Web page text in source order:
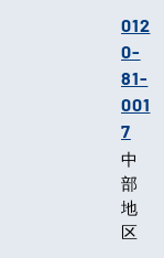
012
0-
81-
001
7
中
部
地
区